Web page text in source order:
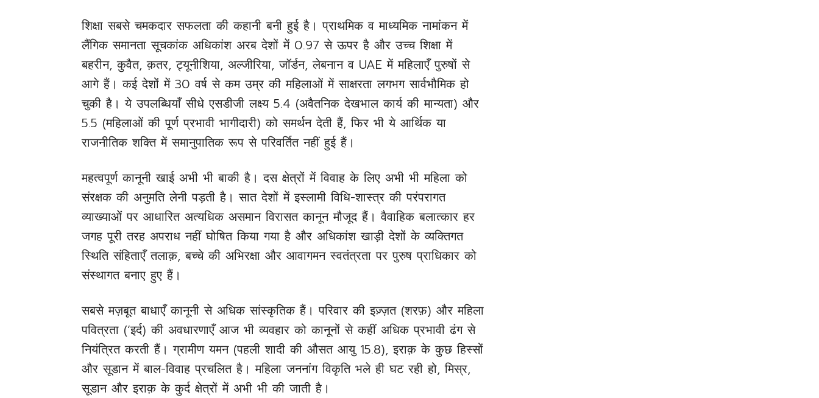
शिक्षा सबसे चमकदार सफलता की कहानी बनी हुई है। प्राथमिक व माध्यमिक नामांकन में
लैंगिक समानता सूचकांक अधिकांश अरब देशों में 0.97 से ऊपर है और उच्च शिक्षा में
बहरीन, कुवैत, क़तर, ट्यूनीशिया, अल्जीरिया, जॉर्डन, लेबनान व UAE में महिलाएँ पुरुषों से
आगे हैं। कई देशों में 30 वर्ष से कम उम्र की महिलाओं में साक्षरता लगभग सार्वभौमिक हो
चुकी है। ये उपलब्धियाँ सीधे एसडीजी लक्ष्य 5.4 (अवैतनिक देखभाल कार्य की मान्यता) और
5.5 (महिलाओं की पूर्ण प्रभावी भागीदारी) को समर्थन देती हैं, फिर भी ये आर्थिक या
राजनीतिक शक्ति में समानुपातिक रूप से परिवर्तित नहीं हुई हैं।
महत्वपूर्ण कानूनी खाई अभी भी बाकी है। दस क्षेत्रों में विवाह के लिए अभी भी महिला को
संरक्षक की अनुमति लेनी पड़ती है। सात देशों में इस्लामी विधि-शास्त्र की परंपरागत
व्याख्याओं पर आधारित अत्यधिक असमान विरासत कानून मौजूद हैं। वैवाहिक बलात्कार हर
जगह पूरी तरह अपराध नहीं घोषित किया गया है और अधिकांश खाड़ी देशों के व्यक्तिगत
स्थिति संहिताएँ तलाक़, बच्चे की अभिरक्षा और आवागमन स्वतंत्रता पर पुरुष प्राधिकार को
संस्थागत बनाए हुए हैं।
सबसे मज़बूत बाधाएँ कानूनी से अधिक सांस्कृतिक हैं। परिवार की इज़्ज़त (शरफ़) और महिला
पवित्रता (‘इर्द) की अवधारणाएँ आज भी व्यवहार को कानूनों से कहीं अधिक प्रभावी ढंग से
नियंत्रित करती हैं। ग्रामीण यमन (पहली शादी की औसत आयु 15.8), इराक़ के कुछ हिस्सों
और सूडान में बाल-विवाह प्रचलित है। महिला जननांग विकृति भले ही घट रही हो, मिस्र,
सूडान और इराक़ के कुर्द क्षेत्रों में अभी भी की जाती है।